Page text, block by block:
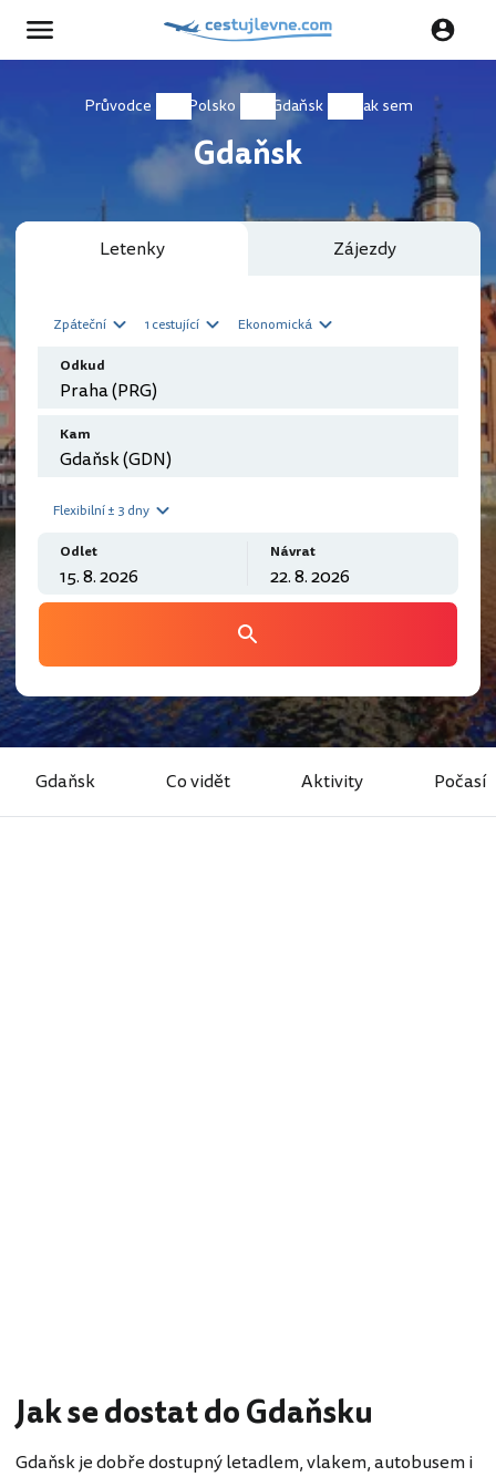
Průvodce Polsko Gdaňsk Jak sem
Gdaňsk
Letenky Zájezdy
Zpáteční 1 cestující Ekonomická
Odkud
Kam
Flexibilní ± 3 dny
Odlet Návrat
Gdaňsk Co vidět Aktivity Počasí
Jak se dostat do Gdaňsku
Gdaňsk je dobře dostupný letadlem, vlakem, autobusem i